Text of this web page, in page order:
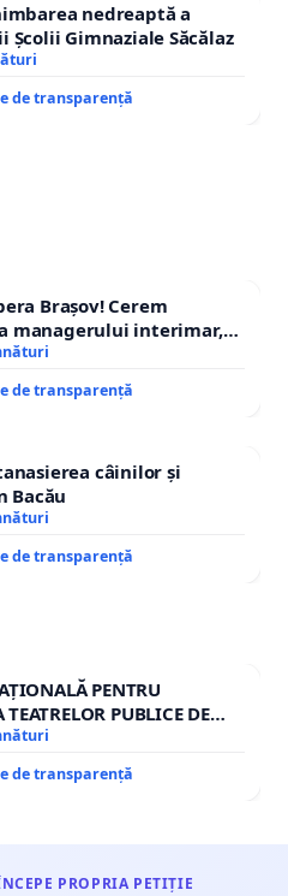
nedreaptă a
Școlii Gimnaziale Săcălaz
de transparență
Brașov! Cerem
managerului interimar,
Marius!
de transparență
câinilor și
Bacău
de transparență
PENTRU
TEATRELOR PUBLICE DE
DIN ROMÂNIA
de transparență
PROPRIA PETIȚIE